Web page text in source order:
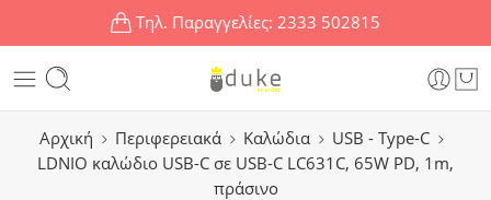
Τηλ. Παραγγελίες: 2333 502815
Αρχική Περιφερειακά Καλώδια
USB - Type-C
LDNIO καλώδιο USB-C σε USB-C LC631C, 65W PD, 1m,
πράσινο